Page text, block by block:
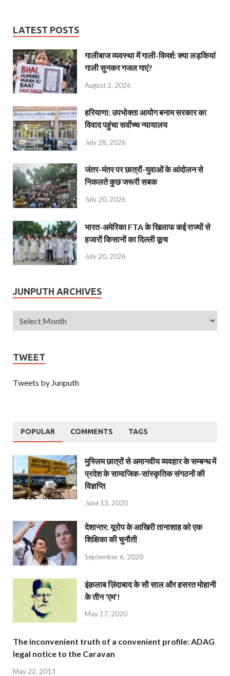
LATEST POSTS
गालीबाज व्‍यवस्‍था में गाली-विमर्श: क्या लड़कियां
गाली सुनकर गजल गाएं?
August 2, 2026
हरियाणा: उपभोक्ता आयोग बनाम सरकार का
विवाद पहुंचा सर्वोच्च न्यायालय
July 28, 2026
जंतर-मंतर पर छात्रों-युवाओं के आंदोलन से
निकलते कुछ जरूरी सबक
July 20, 2026
भारत-अमेरिका FTA के खिलाफ कई राज्यों से
हजारों किसानों का दिल्ली कूच
July 20, 2026
JUNPUTH ARCHIVES
TWEET
Tweets by Junputh
POPULAR COMMENTS TAGS
मुस्लिम छात्रों से अमानवीय व्यवहार के सम्बन्ध में
प्रदेश के सामाजिक-सांस्कृतिक संगठनों की
विज्ञप्ति
June 13, 2020
देशान्‍तर: यूरोप के आखिरी तानाशाह को एक
शिक्षिका की चुनौती
September 6, 2020
इंक़लाब ज़िंदाबाद के सौ साल और हसरत मोहानी
के तीन ‘एम’!
May 17, 2020
The inconvenient truth of a convenient profile: ADAG
legal notice to the Caravan
May 22, 2013